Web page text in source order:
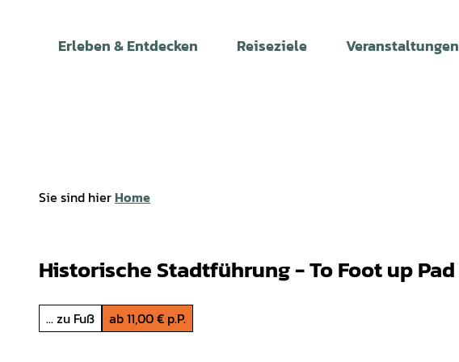
Erleben & Entdecken Reiseziele Veranstaltungen
Sie sind hierHome
Historische Stadtführung - To Foot up Pad
... zu Fuß ab 11,00 € p.P.